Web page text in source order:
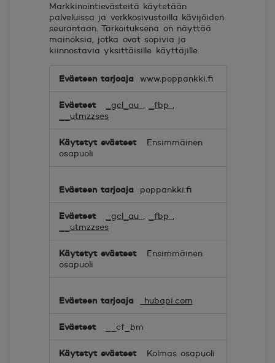
Markkinointievästeitä käytetään
palveluissa ja verkkosivustoilla kävijöiden
seurantaan. Tarkoituksena on näyttää
mainoksia, jotka ovat sopivia ja
kiinnostavia yksittäisille käyttäjille.
www.poppankki.fi
_gcl_au , _fbp ,
__utmzzses
Ensimmäinen
osapuoli
poppankki.fi
_gcl_au , _fbp ,
__utmzzses
Ensimmäinen
osapuoli
hubapi.com
__cf_bm
Kolmas osapuoli